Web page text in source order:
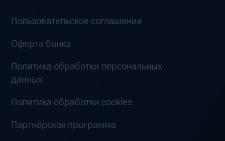
Пользовательское соглашение
Оферта банка
Политика обработки персональных
данных
Политика обработки cookies
Партнёрская программа